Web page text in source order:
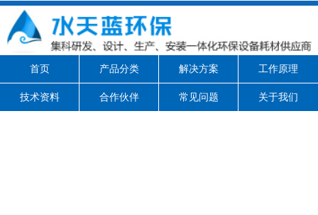
首页 产品分类 解决方案 工作原理
技术资料 合作伙伴 常见问题 关于我们